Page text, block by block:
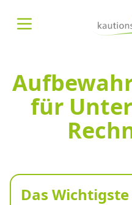
Menü öffnen
für
Das